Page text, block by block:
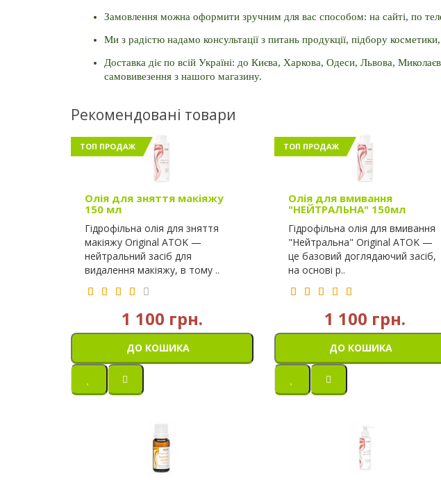
Замовлення можна оформити зручним для вас способом: на сайті, по
Ми з радістю надамо консультації з питань продукції, підбору
Доставка діє по всій Україні: до Києва, Харкова, Одеси, Львова,
самовивезення з нашого магазину.
Рекомендовані товари
ТОП ПРОДАЖ
Олія для зняття макіяжу
150 мл
Гідрофільна олія для зняття
макіяжу Original ATOK —
нейтральний засіб для
видалення макіяжу, в тому ..
1 100 грн.
ДО КОШИКА
ТОП ПРОДАЖ
Олія для вмивання
"НЕЙТРАЛЬНА" 150мл
Гідрофільна олія для вмивання
"Нейтральна" Original ATOK —
це базовий доглядаючий засіб,
на основі р..
1 100 грн.
ДО КОШИКА